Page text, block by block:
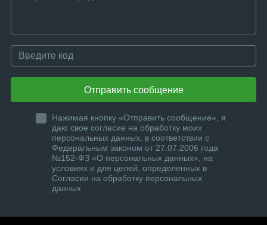
Отправить сообщение
Нажимая кнопку «Отправить сообщение», я
даю свое согласие на обработку моих
персональных данных, в соответствии с
Федеральным законом от 27.07.2006 года
№152-ФЗ «О персональных данных», на
условиях и для целей, определенных в
Согласии на обработку персональных
данных